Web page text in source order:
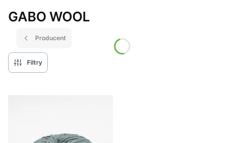
GABO WOOL
Producent
Filtry